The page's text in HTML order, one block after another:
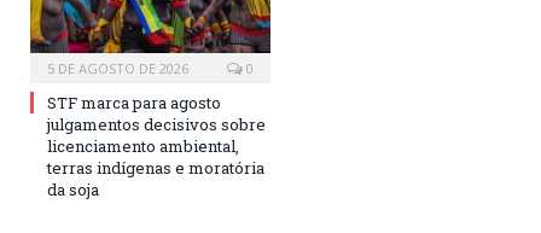
5 DE AGOSTO DE 2026 0
STF marca para agosto
julgamentos decisivos sobre
licenciamento ambiental,
terras indígenas e moratória
da soja